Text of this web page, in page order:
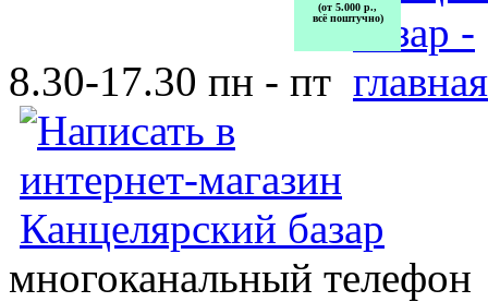
(от 5.000 р.,
всё поштучно)
8.30-17.30 пн - пт
многоканальный телефон